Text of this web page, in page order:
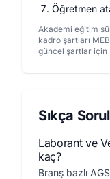
Öğretmen
Akademi eğitim
kadro şartları
güncel şartlar için
Sıkça
Laborant ve
kaç?
Branş bazlı